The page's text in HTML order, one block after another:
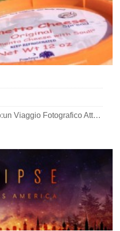
Porto Rico Fotogenico:un Viaggio Fotografico Attraverso San Juan